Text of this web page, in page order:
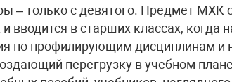
– только с девятого. Предмет МХК
и вводится в старших классах, когда
по профилирующим дисциплинам и
перегрузку в учебном